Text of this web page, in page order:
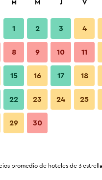
Restaurante
Fotos
M M J V
1 2 3 4
8 9 10 11
15 16 17 18
22 23 24 25
29 30
promedio de hoteles de 3